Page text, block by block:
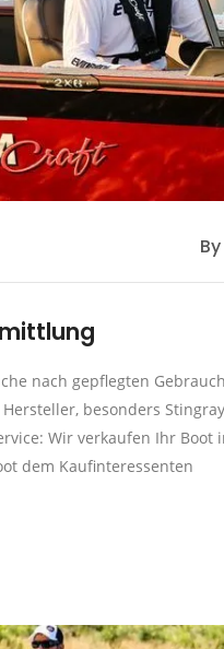
nach gepflegten
besonders
Wir verkaufen Ihr
dem Kaufinteressenten